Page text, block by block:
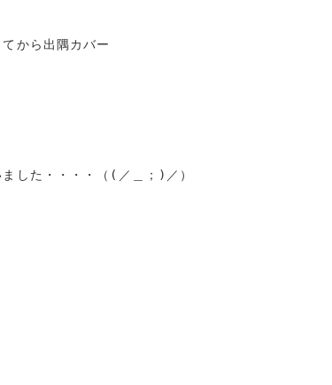
から出隅カバー
した・・・・（(／＿；)／）